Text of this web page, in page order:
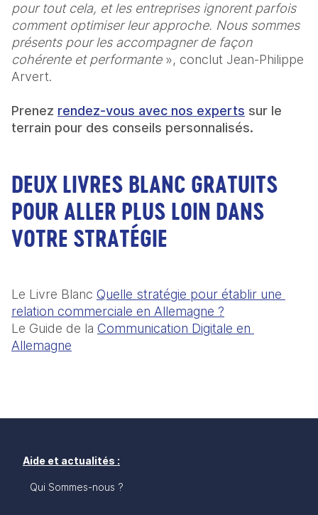
pour tout cela, et les entreprises ignorent parfois
comment optimiser leur approche. Nous sommes
présents pour les accompagner de façon
cohérente et performante », conclut Jean-Philippe
Arvert.
Prenez rendez-vous avec nos experts sur le
terrain pour des conseils personnalisés.
DEUX LIVRES BLANC GRATUITS
POUR ALLER PLUS LOIN DANS
VOTRE STRATÉGIE
Le Livre Blanc Quelle stratégie pour établir une
relation commerciale en Allemagne ?
Le Guide de la Communication Digitale en
Allemagne
Aide et actualités :
Qui Sommes-nous ?